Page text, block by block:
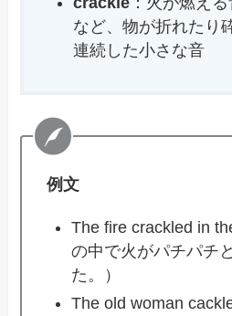
など、物が折れたり
連続した小さな音
例文
The fire crackled in
の中で火がパチパチ
た。）
The old woman